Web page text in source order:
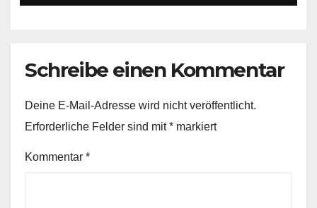
Schreibe einen Kommentar
Deine E-Mail-Adresse wird nicht veröffentlicht.
Erforderliche Felder sind mit* markiert
Kommentar *